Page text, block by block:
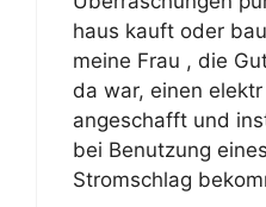
haus kauft oder
meine Frau , die
da war, einen
angeschafft und
bei Benutzung
Stromschlag